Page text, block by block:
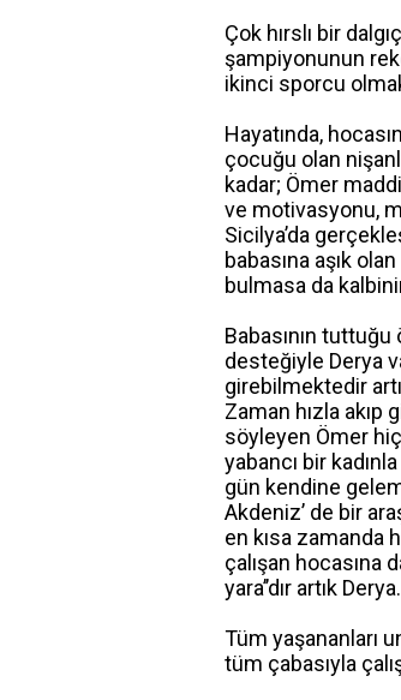
Çok hırslı bir
şampiyonunun
ikinci sporcu
Hayatında,
çocuğu olan
kadar; Ömer
ve motivasyonu,
Sicilya’da
babasına aşık
bulmasa da
Babasının
desteğiyle Derya
girebilmektedir
Zaman hızla akıp
söyleyen Ömer
yabancı bir
gün kendine
Akdeniz’ de bir
en kısa zamanda
çalışan hocasına
yara’’dır artık
Tüm yaşananları
tüm çabasıyla